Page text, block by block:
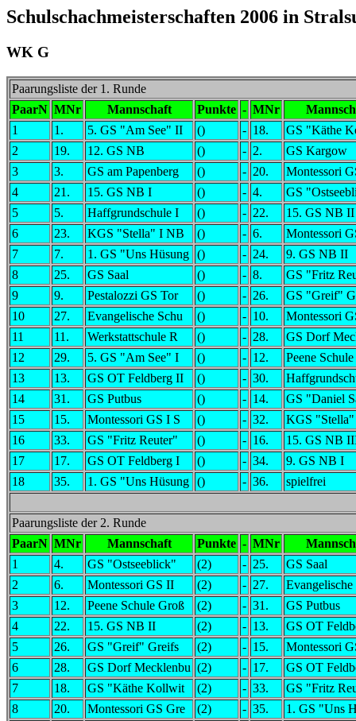
Schulschachmeisterschaften 2006 in
WK G
Paarungsliste der 1. Runde
PaarN MNr Mannschaft Punkte - MNr
1
1. 5. GS "Am See" II () - 18.
GS "Käthe
2
19. 12. GS NB () - 2.
GS Kargow
3
3. GS am Papenberg () - 20.
Montessori
4
21. 15. GS NB I () - 4.
GS
5
5. Haffgrundschule I () - 22.
15. GS NB II
6
23. KGS "Stella" I NB () - 6.
Montessori
7
7. 1. GS "Uns Hüsung () - 24.
9. GS NB II
8
25. GS Saal () - 8.
GS "Fritz
9
9. Pestalozzi GS Tor () - 26.
GS "Greif"
10
27. Evangelische Schu () - 10.
Montessori
11
11. Werkstattschule R () - 28.
GS Dorf
12
29. 5. GS "Am See" I () - 12.
Peene
13
13. GS OT Feldberg II () - 30.
14
31. GS Putbus () - 14.
GS "Daniel
15
15. Montessori GS I S () - 32.
KGS
16
33. GS "Fritz Reuter" () - 16.
15. GS NB
17
17. GS OT Feldberg I () - 34.
9. GS NB I
18
35. 1. GS "Uns Hüsung () - 36. spielfrei
Paarungsliste der 2. Runde
PaarN MNr Mannschaft Punkte - MNr
1
4. GS "Ostseeblick" (2) - 25.
GS Saal
2
6. Montessori GS II (2) - 27.
Evangelische
3
12. Peene Schule Groß (2) - 31.
GS Putbus
4
22. 15. GS NB II (2) - 13.
GS OT
5
26. GS "Greif" Greifs (2) - 15.
Montessori
6
28. GS Dorf Mecklenbu (2) - 17.
GS OT
7
18. GS "Käthe Kollwit (2) - 33.
GS "Fritz
8
20. Montessori GS Gre (2) - 35.
1. GS "Uns